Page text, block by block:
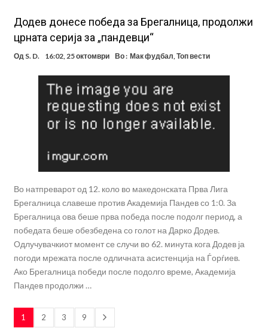
Додев донесе победа за Брегалница, продолжи
црната серија за „пандевци“
Од S. D. 16:02, 25 октомври Во : Мак фудбал,Топ вести
Во натпреварот од 12. коло во македонската Прва Лига
Брегалница славеше против Академија Пандев со 1:0. За
Брегалница ова беше прва победа после подолг период, а
победата беше обезбедена со голот на Дарко Додев.
Одлучувачкиот момент се случи во 62. минута кога Додев ја
погоди мрежата после одличната асистенција на Ѓорѓиев.
Ако Брегалница победи после подолго време, Академија
Пандев продолжи …
1 2 3 9